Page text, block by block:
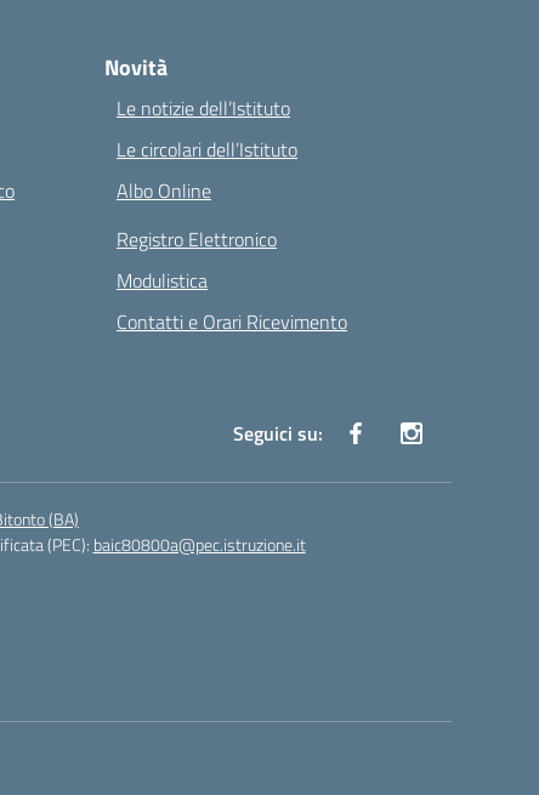
Novità
Le notizie dell’Istituto
Le circolari dell’Istituto
Albo Online
Registro Elettronico
Modulistica
Contatti e Orari Ricevimento
Seguici su:
(BA)
(PEC): baic80800a@pec.istruzione.it